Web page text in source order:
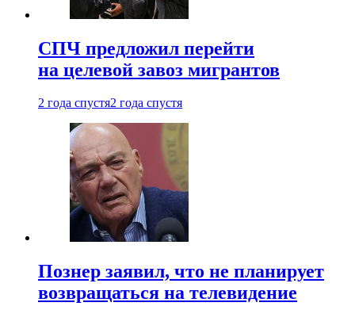
СПЧ предложил перейти
на целевой завоз мигрантов
2 года спустя2 года спустя
Познер заявил, что не планирует
возвращаться на телевидение